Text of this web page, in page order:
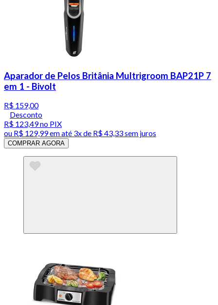
Aparador de Pelos Britânia Multrigroom BAP21P 7
em 1 - Bivolt
R$ 159,00
Desconto
R$ 123,49no PIX
ou R$ 129,99em até 3x de R$ 43,33 sem juros
COMPRAR AGORA